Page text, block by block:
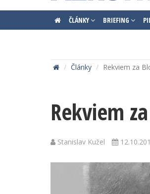
ČLÁNKY BRIEFING
Články Rekviem za
Rekviem
Stanislav Kužel